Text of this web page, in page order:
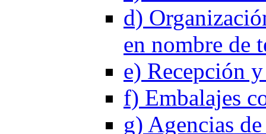
d)
en nombre de
e) Recepción
f) Embalajes
g) Agencias